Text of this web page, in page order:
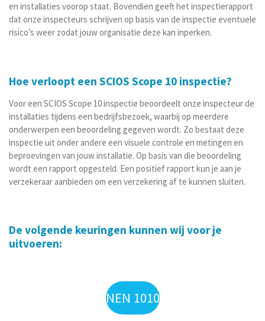
en installaties voorop staat. Bovendien geeft het inspectierapport
dat onze inspecteurs schrijven op basis van de inspectie eventuele
risico’s weer zodat jouw organisatie deze kan inperken.
Hoe verloopt een SCIOS Scope 10 inspectie?
Voor een SCIOS Scope 10 inspectie beoordeelt onze inspecteur de
installaties tijdens een bedrijfsbezoek, waarbij op meerdere
onderwerpen een beoordeling gegeven wordt. Zo bestaat deze
inspectie uit onder andere een visuele controle en metingen en
beproevingen van jouw installatie. Op basis van die beoordeling
wordt een rapport opgesteld. Een positief rapport kun je aan je
verzekeraar aanbieden om een verzekering af te kunnen sluiten.
De volgende keuringen kunnen wij voor je
uitvoeren:
NEN 1010